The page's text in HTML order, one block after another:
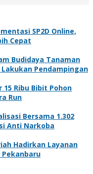
SP2D Online,
Cepat
Budidaya Tanaman
Pendampingan
15 Ribu Bibit Pohon
Run
Bersama 1.302
Anti Narkoba
Hadirkan Layanan
Pekanbaru